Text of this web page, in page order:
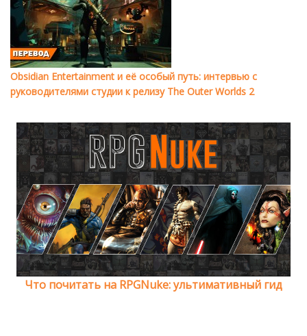
Obsidian Entertainment и её особый путь: интервью с
руководителями студии к релизу The Outer Worlds 2
Что почитать на RPGNuke: ультимативный гид